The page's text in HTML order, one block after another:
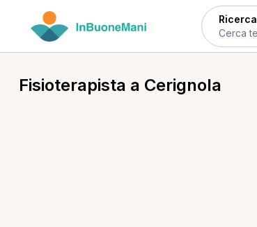
Ricerca
Fisioterapista a Cerignola